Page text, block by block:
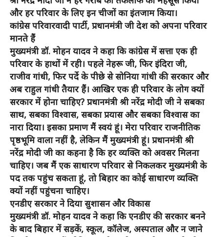
और हर परिवार के लिए इन चीजों का इंतजाम किया।
कांग्रेस परिवारवादी पार्टी, प्रधानमंत्री जी देश को अपना परिवार
मानते हैं
मुख्यमंत्री डॉ. मोहन यादव ने कहा कि कांग्रेस में सत्ता एक ही
परिवार के हाथों में रही। पहले नेहरू जी, फिर इंदिरा जी,
राजीव गांधी, फिर पर्दे के पीछे से सोनिया गांधी की सरकार और
अब राहुल गांधी तैयार हैं। आखिर एक ही परिवार के लोग क्यों
सरकार में होना चाहिए? प्रधानमंत्री श्री नरेंद्र मोदी जी ने सबका
साथ, सबका विश्वास, सबका प्रयास और सबका विश्वास का
नारा दिया। इसका प्रमाण मैं स्वयं हूं। मेरा परिवार राजनीतिक
पृष्ठभूमि वाला नहीं है, लेकिन मैं मुख्यमंत्री हूं। प्रधानमंत्री श्री
नरेंद्र मोदी जी का कहना है कि हर व्यक्ति को अवसर मिलना
चाहिए। जब मैं एक साधारण परिवार से निकलकर मुख्यमंत्री के
पद तक पहुंच सकता हूं, तो बिहार का कोई साधारण व्यक्ति
क्यों नहीं पहुंचना चाहिए।
एनडीए सरकार ने दिया सुशासन और विकास
मुख्यमंत्री डॉ. मोहन यादव ने कहा कि एनडीए की सरकार बनने
के बाद बिहार में सड़कें, स्कूल, कॉलेज, अस्पताल और न जाने